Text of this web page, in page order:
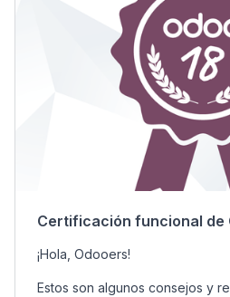
Certificación funcional de
¡Hola, Odooers!
Estos son algunos consejos y